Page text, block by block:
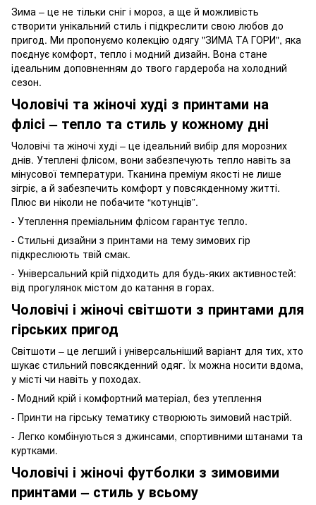
Зима – це не тільки сніг і мороз, а ще й можливість
створити унікальний стиль і підкреслити свою любов до
пригод. Ми пропонуємо колекцію одягу "ЗИМА ТА ГОРИ", яка
поєднує комфорт, тепло і модний дизайн. Вона стане
ідеальним доповненням до твого гардероба на холодний
сезон.
Чоловічі та жіночі худі з принтами на
флісі – тепло та стиль у кожному дні
Чоловічі та жіночі худі – це ідеальний вибір для морозних
днів. Утеплені флісом, вони забезпечують тепло навіть за
мінусової температури. Тканина преміум якості не лише
зігріє, а й забезпечить комфорт у повсякденному житті.
Плюс ви ніколи не побачите “котунців”.
- Утеплення преміальним флісом гарантує тепло.
- Стильні дизайни з принтами на тему зимових гір
підкреслюють твій смак.
- Універсальний крій підходить для будь-яких активностей:
від прогулянок містом до катання в горах.
Чоловічі і жіночі світшоти з принтами для
гірських пригод
Світшоти – це легший і універсальніший варіант для тих, хто
шукає стильний повсякденний одяг. Їх можна носити вдома,
у місті чи навіть у походах.
- Модний крій і комфортний матеріал, без утеплення
- Принти на гірську тематику створюють зимовий настрій.
- Легко комбінуються з джинсами, спортивними штанами та
куртками.
Чоловічі і жіночі футболки з зимовими
принтами – стиль у всьому